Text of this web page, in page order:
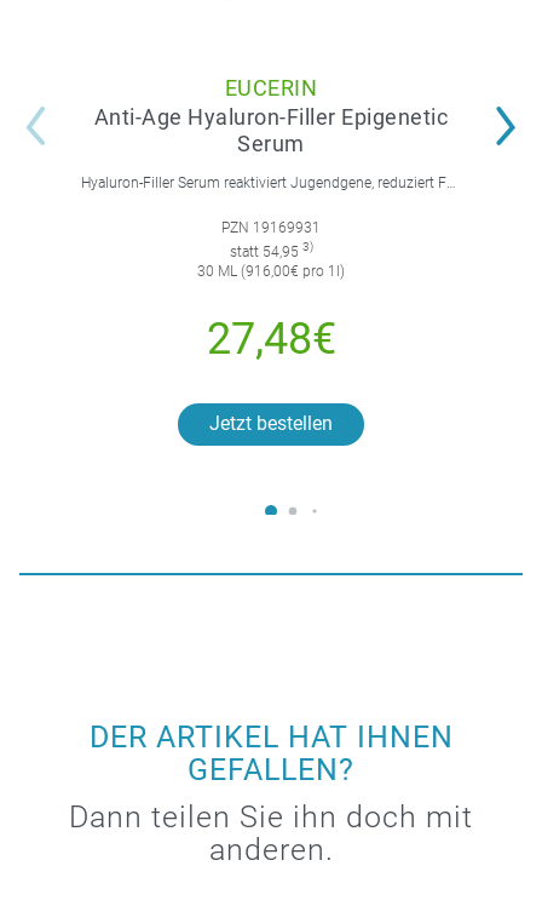
EUCERIN
Anti-Age Hyaluron-Filler Epigenetic
Serum
Hyaluron-Filler Serum reaktiviert Jugendgene, reduziert Falten und feine Linien, spendet intensive Feuchtigkeit und strafft die Gesichtskonturen.
PZN 19169931
statt 54,95 3)
30 ML (916,00€ pro 1l)
27,48€
Jetzt bestellen
DER ARTIKEL HAT IHNEN
GEFALLEN?
Dann teilen Sie ihn doch mit
anderen.